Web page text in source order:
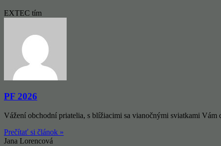
EXTEC tím
PF 2026
Vážení obchodní priatelia, s blížiacimi sa vianočnými sviatkami
Prečítať si článok »
Jana Lorencová